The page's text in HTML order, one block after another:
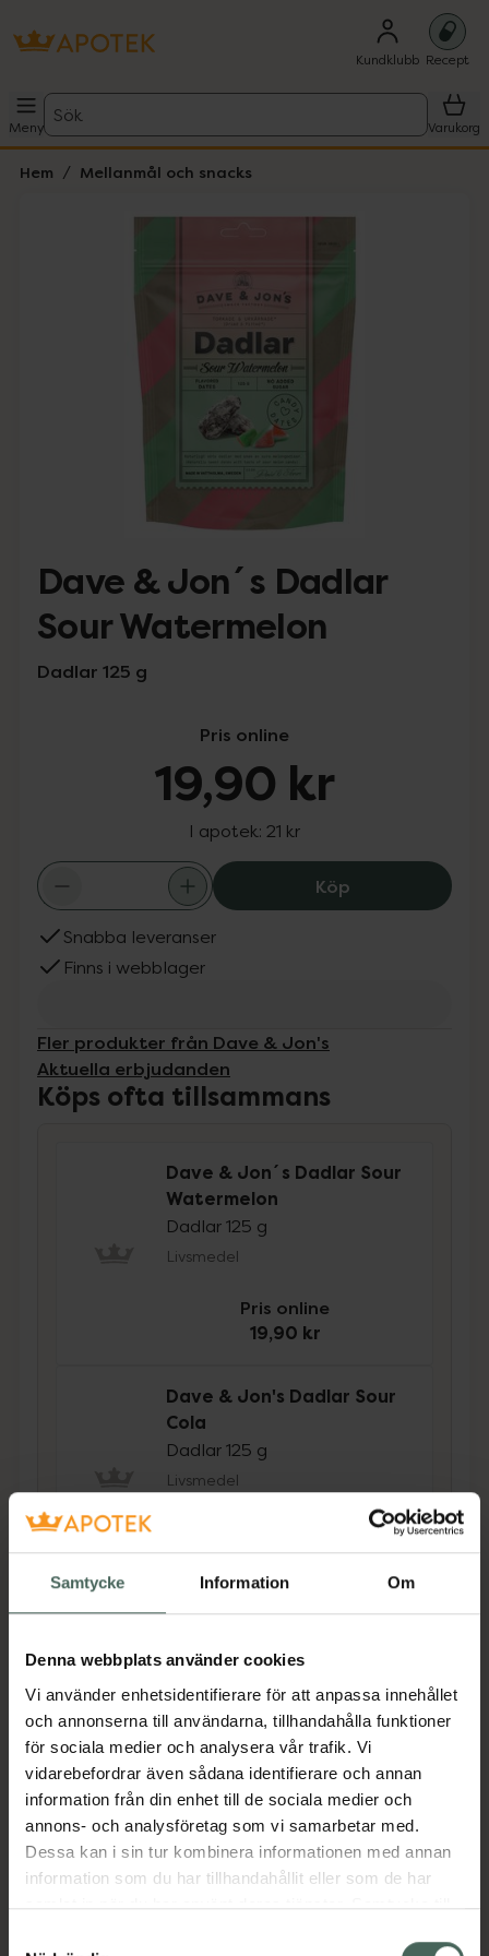
Samtycke Information Om
Denna webbplats använder cookies
Vi använder enhetsidentifierare för att anpassa innehållet
och annonserna till användarna, tillhandahålla funktioner
för sociala medier och analysera vår trafik. Vi
vidarebefordrar även sådana identifierare och annan
information från din enhet till de sociala medier och
annons- och analysföretag som vi samarbetar med.
Dessa kan i sin tur kombinera informationen med annan
information som du har tillhandahållit eller som de har
samlat in när du har använt deras tjänster. Samtycke till
Kundklubb Recept
Meny
Sök
Varukorg
Hem Mellanmål och snacks
Dave & Jon´s Dadlar
Sour Watermelon
Dadlar 125 g
Pris online
19,90 kr
I apotek: 21 kr
KöpDave & Jon´s
Snabba leveranser
Finns i webblager
Fler produkter från Dave & Jon's
Aktuella erbjudanden
Köps ofta tillsammans
Dave & Jon´s Dadlar Sour
Watermelon
Dadlar 125 g
Livsmedel
Pris online
19,90 kr
Dave & Jon's Dadlar Sour
Cola
Dadlar 125 g
Livsmedel
19 kr
Beskrivning Dölj
Dadlar med smak av Sour Watermelon
Dave & Jon's Dadlar Sour Watermelon är en
spännande ny version av traditionella torkade
dadlar. Med en härlig syrlig smak av sura